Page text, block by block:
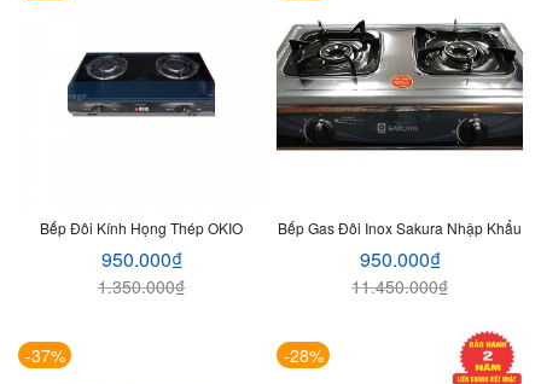
Bếp Đôi Kính Họng Thép OKIO
1.350.000₫
950.000₫
Bếp Gas Đôi Inox Sakura Nhập Khẩu
11.450.000₫
950.000₫
-37% -28%